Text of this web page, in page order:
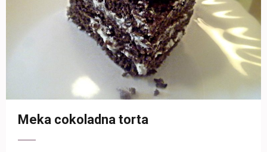
Meka cokoladna torta